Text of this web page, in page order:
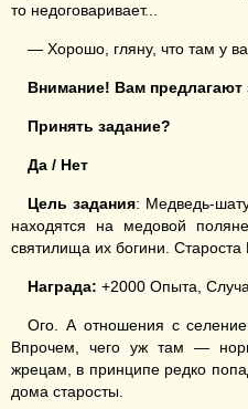
то недоговаривает...
— Хорошо, гляну, что там у
Внимание! Вам
Принять задание?
Да / Нет
Цель задания: Медведь-
находятся на медовой
святилища их богини. Староста
Награда: +2000 Опыта,
Ого. А отношения с
Впрочем, чего уж там —
жрецам, в принципе редко
дома старосты.